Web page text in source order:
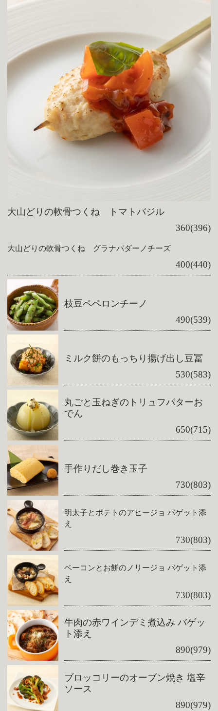
大山どりの軟骨つくね トマトバジル
360(396)
大山どりの軟骨つくね グラナパダーノチーズ
400(440)
枝豆ペペロンチーノ
490(539)
ミルク餅のもっちり揚げ出し豆冨
530(583)
丸ごと玉ねぎのトリュフバターお
でん
650(715)
手作りだし巻き玉子
730(803)
明太子とポテトのアヒージョ バゲット添
え
730(803)
ベーコンとお餅のノリージョ バゲット添
え
730(803)
牛肉の赤ワインデミ煮込み バゲッ
ト添え
890(979)
ブロッコリーのオーブン焼き 塩辛
ソース
890(979)